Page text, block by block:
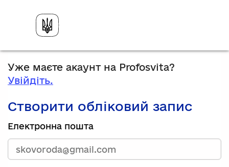
Уже маєте акаунт на Profosvita?
Увійдіть.
Створити обліковий запис
Електронна пошта